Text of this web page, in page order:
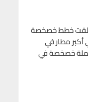
خطط خصخصة
أكبر مطار في
خصخصة في